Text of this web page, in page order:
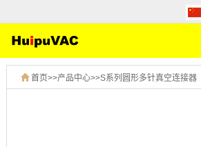
首页>>产品中心>>S系列圆形多针真空连接器